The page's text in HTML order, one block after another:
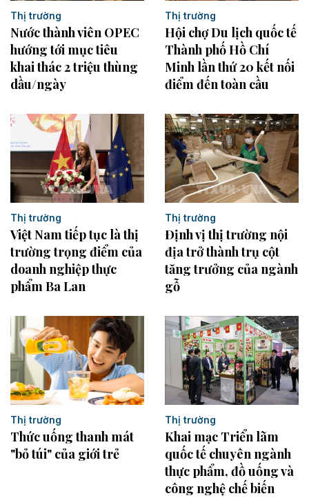
Thị trường
Nước thành viên OPEC
hướng tới mục tiêu
khai thác 2 triệu thùng
dầu/ngày
Thị trường
Hội chợ Du lịch quốc tế
Thành phố Hồ Chí
Minh lần thứ 20 kết nối
điểm đến toàn cầu
Thị trường
Việt Nam tiếp tục là thị
trường trọng điểm của
doanh nghiệp thực
phẩm Ba Lan
Thị trường
Định vị thị trường nội
địa trở thành trụ cột
tăng trưởng của ngành
gỗ
Thị trường
Thức uống thanh mát
"bỏ túi" của giới trẻ
Thị trường
Khai mạc Triển lãm
quốc tế chuyên ngành
thực phẩm, đồ uống và
công nghệ chế biến